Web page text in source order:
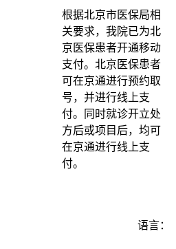
根据北京市医保局相
关要求，我院已为北
京医保患者开通移动
支付。北京医保患者
可在京通进行预约取
号，并进行线上支
付。同时就诊开立处
方后或项目后，均可
在京通进行线上支
付。
语言：